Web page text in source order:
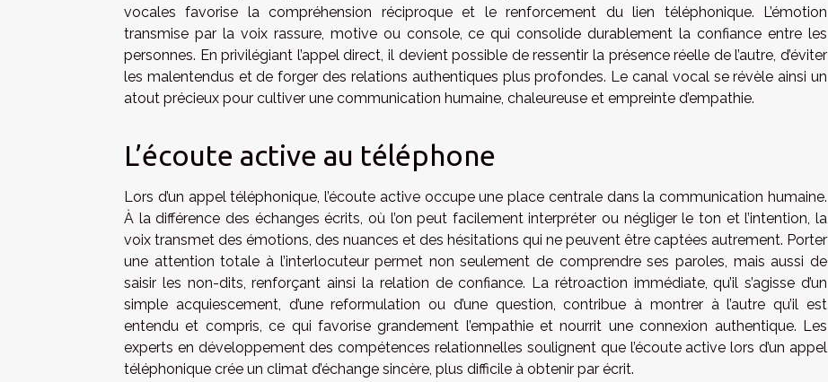
vocales favorise la compréhension réciproque et le renforcement du lien téléphonique. L’émotion
transmise par la voix rassure, motive ou console, ce qui consolide durablement la confiance entre les
personnes. En privilégiant l’appel direct, il devient possible de ressentir la présence réelle de l’autre, d’éviter
les malentendus et de forger des relations authentiques plus profondes. Le canal vocal se révèle ainsi un
atout précieux pour cultiver une communication humaine, chaleureuse et empreinte d’empathie.
L’écoute active au téléphone
Lors d’un appel téléphonique, l’écoute active occupe une place centrale dans la communication humaine.
À la différence des échanges écrits, où l’on peut facilement interpréter ou négliger le ton et l’intention, la
voix transmet des émotions, des nuances et des hésitations qui ne peuvent être captées autrement. Porter
une attention totale à l’interlocuteur permet non seulement de comprendre ses paroles, mais aussi de
saisir les non-dits, renforçant ainsi la relation de confiance. La rétroaction immédiate, qu’il s’agisse d’un
simple acquiescement, d’une reformulation ou d’une question, contribue à montrer à l’autre qu’il est
entendu et compris, ce qui favorise grandement l’empathie et nourrit une connexion authentique. Les
experts en développement des compétences relationnelles soulignent que l’écoute active lors d’un appel
téléphonique crée un climat d’échange sincère, plus difficile à obtenir par écrit.